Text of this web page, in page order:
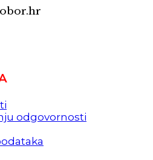
odgovornosti